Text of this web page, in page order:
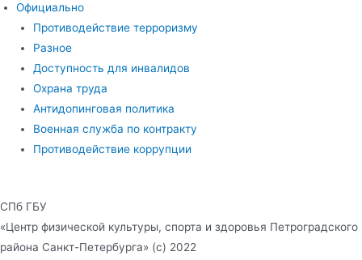
Официально
Противодействие терроризму
Разное
Доступность для инвалидов
Охрана труда
Антидопинговая политика
Военная служба по контракту
Противодействие коррупции
СПб ГБУ
«Центр физической культуры, спорта и здоровья Петроградского
района Санкт-Петербурга» (с) 2022